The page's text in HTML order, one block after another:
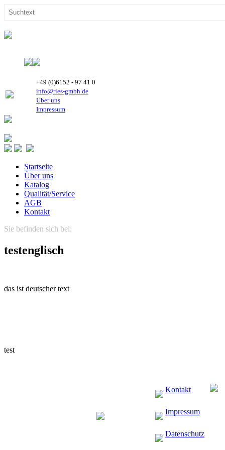
+49 (0)6152 - 97 41 0
info@ries-gmbh.de
Über uns
Impressum
Startseite
Über uns
Katalog
Qualität/Service
AGB
Kontakt
Sie befinden sich bei:
testenglisch
das ist deutscher text
test
Kontakt
Impressum
Datenschutz